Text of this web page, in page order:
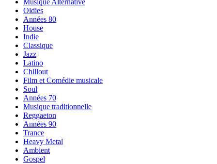
Musique Alternative
Oldies
Années 80
House
Indie
Classique
Jazz
Latino
Chillout
Film et Comédie musicale
Soul
Années 70
Musique traditionnelle
Reggaeton
Années 90
Trance
Heavy Metal
Ambient
Gospel